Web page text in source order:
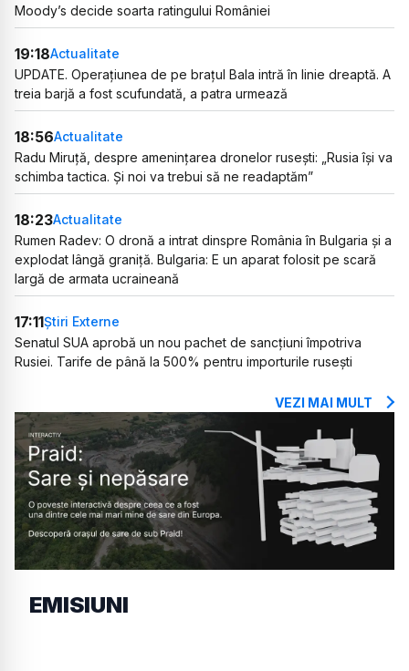
Moody’s decide soarta ratingului României
19:18Actualitate
UPDATE. Operațiunea de pe brațul Bala intră în linie dreaptă. A
treia barjă a fost scufundată, a patra urmează
18:56Actualitate
Radu Miruță, despre amenințarea dronelor rusești: „Rusia își va
schimba tactica. Și noi va trebui să ne readaptăm”
18:23Actualitate
Rumen Radev: O dronă a intrat dinspre România în Bulgaria și a
explodat lângă graniță. Bulgaria: E un aparat folosit pe scară
largă de armata ucraineană
17:11Știri Externe
Senatul SUA aprobă un nou pachet de sancțiuni împotriva
Rusiei. Tarife de până la 500% pentru importurile rusești
VEZI MAI MULT
EMISIUNI